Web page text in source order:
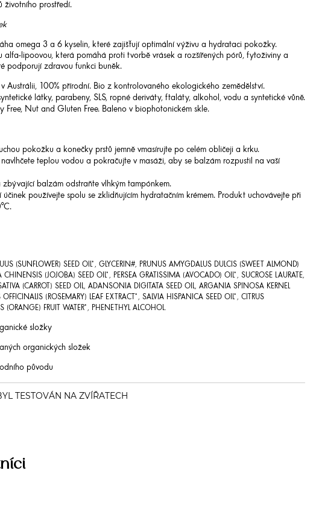
životního prostředí.
omega 3 a 6 kyselin, které zajišťují optimální výživu a hydrataci pokožky.
alfa-lipoovou, která pomáhá proti tvorbě vrásek a rozšířených pórů, fytoživiny a
podporují zdravou funkci buněk.
Austrálii, 100% přírodní. Bio z kontrolovaného ekologického zemědělství.
látky, parabeny, SLS, ropné deriváty, ftaláty, alkohol, vodu a syntetické vůně.
Free, Nut and Gluten Free.Baleno v biophotonickém skle.
pokožku a konečky prstů jemně vmasírujte po celém obličeji a krku.
navlhčete teplou vodou a pokračujte v masáži, aby se balzám rozpustil na vaší
balzám odstraňte vlhkým tampónkem.
účinek používejte spolu se zklidňujícím hydratačním krémem. Produkt uchovávejte při
(SUNFLOWER) SEED OIL*, GLYCERIN#, PRUNUS AMYGDALUS DULCIS (SWEET ALMOND)
(JOJOBA) SEED OIL*, PERSEA GRATISSIMA (AVOCADO) OIL*, SUCROSE LAURATE,
(CARROT) SEED OIL, ADANSONIA DIGITATA SEED OIL, ARGANIA SPINOSA KERNEL
(ROSEMARY) LEAF EXTRACT*, SALVIA HISPANICA SEED OIL*, CITRUS
(ORANGE) FRUIT WATER*, PHENETHYL ALCOHOL.
složky
organických složek
původu